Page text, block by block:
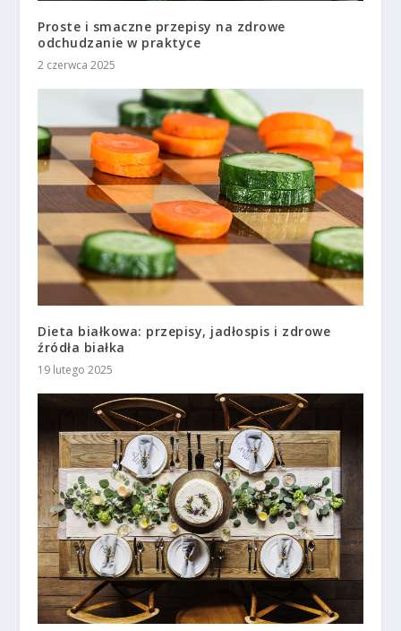
Proste i smaczne przepisy na zdrowe
odchudzanie w praktyce
2 czerwca 2025
Dieta białkowa: przepisy, jadłospis i zdrowe
źródła białka
19 lutego 2025